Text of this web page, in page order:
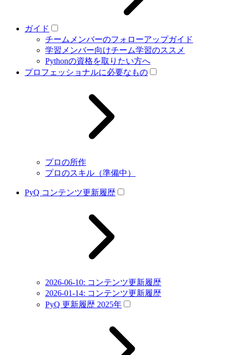
ガイド
チームメンバーのフォローアップガイド
学習メンバー向けチーム学習のススメ
Pythonの資格を取りたい方へ
プロフェッショナルに必要なもの
プロの所作
プロのスキル（準備中）
PyQ コンテンツ更新履歴
2026-06-10: コンテンツ更新履歴
2026-01-14: コンテンツ更新履歴
PyQ 更新履歴 2025年